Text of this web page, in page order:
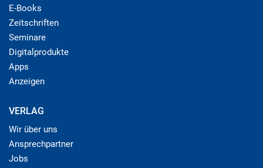
E-Books
Zeitschriften
Seminare
Digitalprodukte
Apps
Anzeigen
VERLAG
Wir über uns
Ansprechpartner
Jobs